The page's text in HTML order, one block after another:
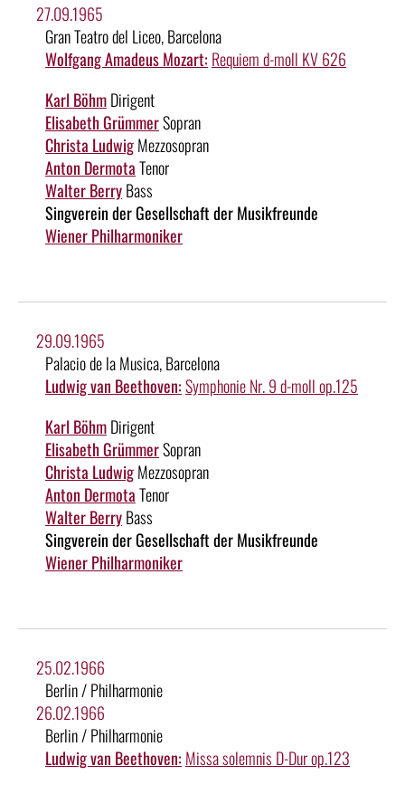
27.09.1965
Gran Teatro del Liceo, Barcelona
Wolfgang Amadeus Mozart: Requiem d-moll KV 626
Karl BöhmDirigent
Elisabeth GrümmerSopran
Christa LudwigMezzosopran
Anton DermotaTenor
Walter BerryBass
Singverein der Gesellschaft der Musikfreunde
Wiener Philharmoniker
29.09.1965
Palacio de la Musica, Barcelona
Ludwig van Beethoven:Symphonie Nr. 9 d-moll op.125
Karl BöhmDirigent
Elisabeth GrümmerSopran
Christa LudwigMezzosopran
Anton DermotaTenor
Walter BerryBass
Singverein der Gesellschaft der Musikfreunde
Wiener Philharmoniker
25.02.1966
Berlin / Philharmonie
26.02.1966
Berlin / Philharmonie
Ludwig van Beethoven: Missa solemnis D-Dur op.123